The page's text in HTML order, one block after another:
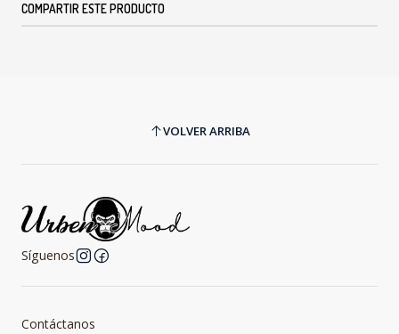
COMPARTIR ESTE PRODUCTO
VOLVER ARRIBA
Síguenos
Contáctanos